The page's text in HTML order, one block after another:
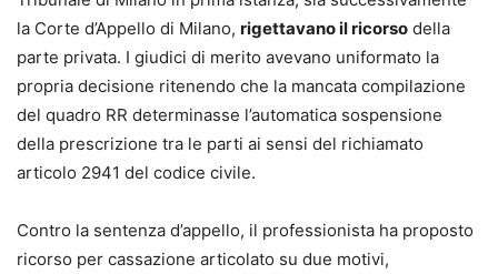
pronunciata sulla disciplina dei licenziamenti collettivi
prevista dal Jobs Act, ed affronta criticità e prospettive a
distanza di circa un anno dalla Riforma, avvalendosi
dell’ausilio di tabelle riepilogative per una migliore e più
facile comprensione degli argomenti trattati e della più
recente giurisprudenza.
stragiudiziale e giudiziale, disponibile anche in formato
editabile e stampabile.
la Corte d’Appello di Milano, rigettavano il ricorso della
parte privata. I giudici di merito avevano uniformato la
propria decisione ritenendo che la mancata compilazione
del quadro RR determinasse l’automatica sospensione
della prescrizione tra le parti ai sensi del richiamato
articolo 2941 del codice civile.
Contro la sentenza d’appello, il professionista ha proposto
ricorso per cassazione articolato su due motivi,